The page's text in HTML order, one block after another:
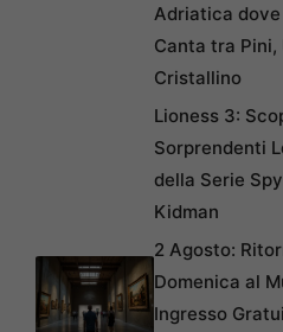
Adriatica
Canta tra Pini,
Cristallino
Lioness 3:
Sorprendenti
della Serie
Kidman
2 Agosto:
Domenica al
Ingresso